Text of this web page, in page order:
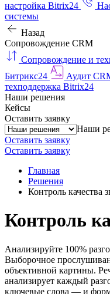
настройка Bitrix24
системы
Назад
Сопровождение CRM
Сопровождение и
Битрикс24
Аудит
техподдержка Bitrix24
Наши решения
Кейсы
Оставить заявку
Наши
Оставить заявку
Оставить заявку
Главная
Решения
Контроль качества
Контроль
Анализируйте 100%
Выборочное
объективной картины.
анализирует каждый
ключевые слова — и